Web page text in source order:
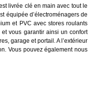
livrée clé en main avec tout le
équipée d’électroménagers de
et PVC avec stores roulants
vous garantir ainsi un confort
garage et portail. A l’extérieur
Vous pouvez également nous